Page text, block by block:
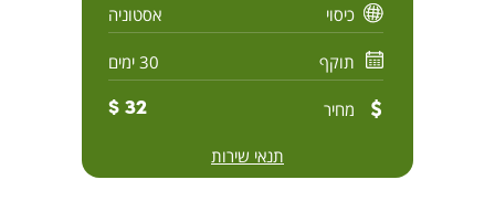
כיסוי אסטוניה
תוקף 30 ימים
מחיר 32 $
תנאי שירות